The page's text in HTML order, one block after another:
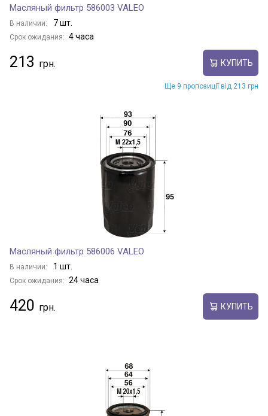
Масляный фильтр 586003 VALEO
В наличии: 7 шт.
Срок ожидания: 4 часа
213 КУПИТЬ
Ще 9 пропозиції від 213 грн
Масляный фильтр 586006 VALEO
В наличии: 1 шт.
Срок ожидания: 24 часа
420 КУПИТЬ